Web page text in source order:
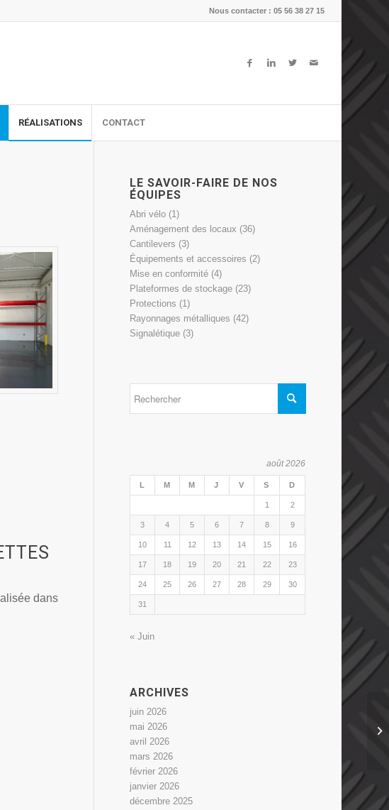
Nous contacter : 05 56 38 27 15
RÉALISATIONS CONTACT
dans
LE SAVOIR-FAIRE DE NOS
ÉQUIPES
Abri vélo (1)
Aménagement des locaux (36)
Cantilevers (3)
Équipements et accessoires (2)
Mise en conformité (4)
Plateformes de stockage (23)
Protections (1)
Rayonnages métalliques (42)
Signalétique (3)
août 2026
L M M J V S D
1 2
3 4 5 6 7 8 9
10 11 12 13 14 15 16
17 18 19 20 21 22 23
24 25 26 27 28 29 30
31
« Juin
ARCHIVES
juin 2026
mai 2026
avril 2026
mars 2026
février 2026
janvier 2026
décembre 2025